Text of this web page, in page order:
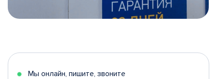
5
Мы онлайн, пишите, звоните